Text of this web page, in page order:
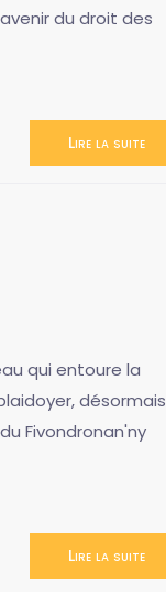
du droit des
Lire la suite
qui entoure la
désormais
Fivondronan'ny
Lire la suite